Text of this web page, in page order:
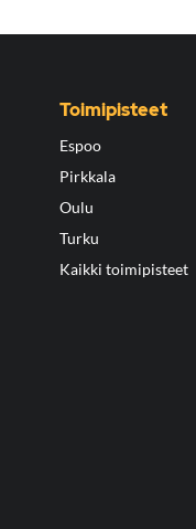
Toimipisteet
Espoo
Pirkkala
Oulu
Turku
Kaikki toimipisteet